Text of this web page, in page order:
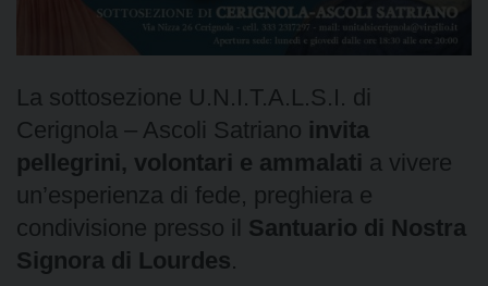
La sottosezione U.N.I.T.A.L.S.I. di
Cerignola – Ascoli Satriano invita
pellegrini, volontari e ammalati a vivere
un’esperienza di fede, preghiera e
condivisione presso il Santuario di Nostra
Signora di Lourdes.